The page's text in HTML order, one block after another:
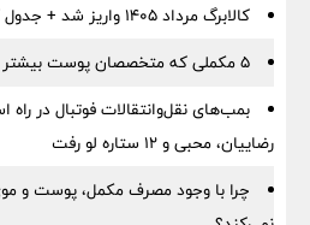
کالابرگ مرداد ۱۴۰۵ واریز شد + جدول کامل
۵ مکملی که متخصصان پوست بیشتر از بقیه توصیه می‌کنند
بمب‌های نقل‌وانتقالات فوتبال در
رضاییان، محبی و ۱۲ ستاره لو رفت
چرا با وجود مصرف مکمل، پوست و